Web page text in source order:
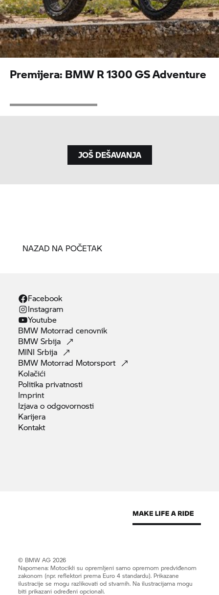
Premijera: BMW R 1300 GS Adventure
JOŠ DEŠAVANJA
NAZAD NA POČETAK
Facebook
Instagram
Youtube
BMW Motorrad cenovnik
BMWSrbija
MINISrbija
BMW Motorrad Motorsport
Kolačići
Politika privatnosti
Imprint
Izjava oodgovornosti
Karijera
Kontakt
© BMW AG 2026
Napomena: Motocikli su opremljeni samo opremom predviđenom
zakonom (npr. reflektori prema Euro 4 standardu). Prikazane
ilustracije se mogu razlikovati od stvarnih. Na ilustracijama mogu
biti prikazani određeni opcionali.